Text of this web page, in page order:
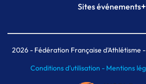
Plateforme Formation
Sites événements+
Meeting de Paris
MAIF Ekiden de Paris
2026- Fédération Française d'Athlétisme -
Conditions d'utilisation - Mentions